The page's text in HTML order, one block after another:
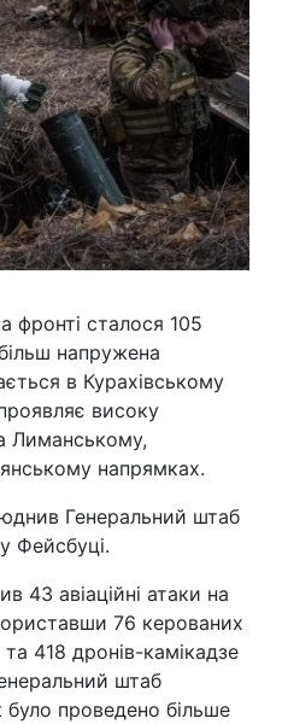
фронті сталося 105
напружена
в Курахівському
високу
Лиманському,
напрямках.
Генеральний штаб
Фейсбуці.
43 авіаційні атаки на
76 керованих
418 дронів-камікадзе
штаб
проведено більше